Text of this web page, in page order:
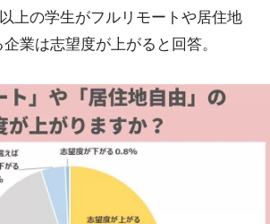
上の学生がフルリモートや居住地
業は志望度が上がると回答。